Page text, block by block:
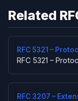
Related
RFC 5321 –
RFC 5321 –
RFC 3207 –